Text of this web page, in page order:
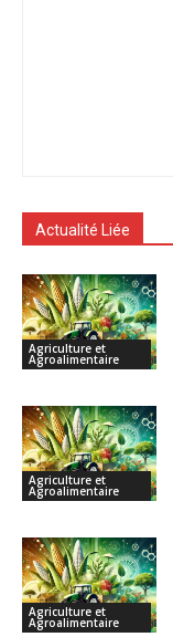
Actualité Liée
Agriculture et
Agroalimentaire
Agriculture et
Agroalimentaire
Agriculture et
Agroalimentaire